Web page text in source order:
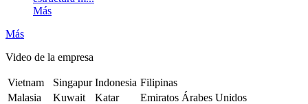
Más
Más
Video de la empresa
Vietnam Singapur Indonesia Filipinas
Malasia
Kuwait Katar
Emiratos Árabes Unidos